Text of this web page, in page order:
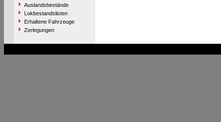
Auslandsbestände
Lokbestandslisten
Erhaltene Fahrzeuge
Zerlegungen